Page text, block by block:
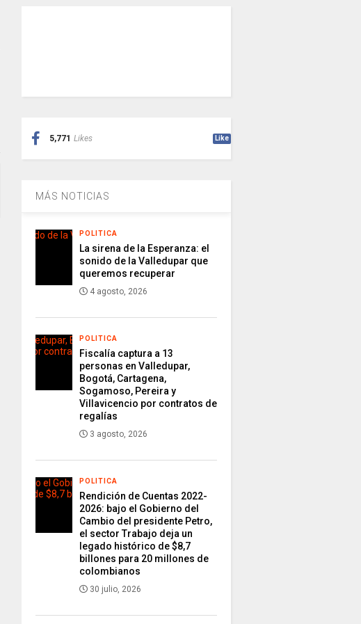
5,771 Likes Like
MÁS NOTICIAS
POLITICA
La sirena de la Esperanza: el
sonido de la Valledupar que
queremos recuperar
4 agosto, 2026
POLITICA
Fiscalía captura a 13
personas en Valledupar,
Bogotá, Cartagena,
Sogamoso, Pereira y
Villavicencio por contratos de
regalías
3 agosto, 2026
POLITICA
Rendición de Cuentas 2022-
2026: bajo el Gobierno del
Cambio del presidente Petro,
el sector Trabajo deja un
legado histórico de $8,7
billones para 20 millones de
colombianos
30 julio, 2026